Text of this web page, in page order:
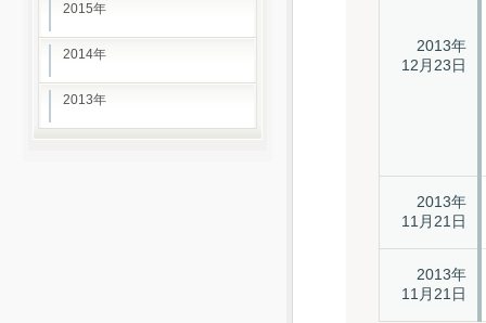
2013年
12月23日
2013年
11月21日
2013年
11月21日
2015年
2014年
2013年